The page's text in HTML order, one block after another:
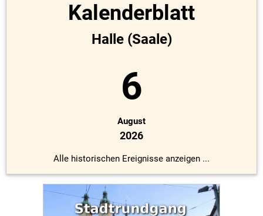
Kalenderblatt
Halle (Saale)
6
August
2026
Alle historischen Ereignisse anzeigen ...